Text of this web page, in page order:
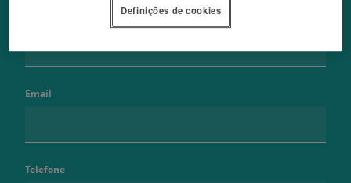
Email
Telefone
Definições de cookies